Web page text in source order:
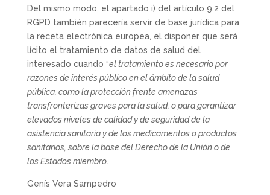
Del mismo modo, el apartado i) del artículo 9.2 del
RGPD también parecería servir de base jurídica para
la receta electrónica europea, el disponer que será
lícito el tratamiento de datos de salud del
interesado cuando “el tratamiento es necesario por
razones de interés público en el ámbito de la salud
pública, como la protección frente amenazas
transfronterizas graves para la salud, o para garantizar
elevados niveles de calidad y de seguridad de la
asistencia sanitaria y de los medicamentos o productos
sanitarios, sobre la base del Derecho de la Unión o de
los Estados miembro.
Genís Vera Sampedro